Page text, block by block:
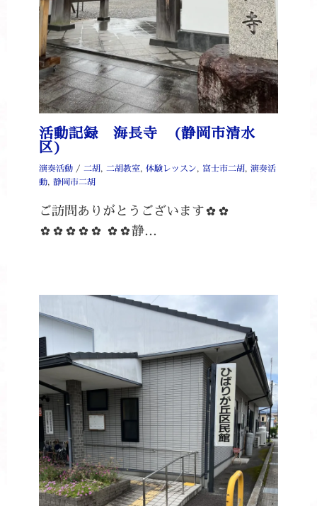
活動記録 海長寺 (静岡市清水
区)
演奏活動/ 二胡, 二胡教室, 体験レッスン, 富士市二胡, 演奏活
動, 静岡市二胡
ご訪問ありがとうございます✿✿
✿✿✿✿✿ ✿✿静…